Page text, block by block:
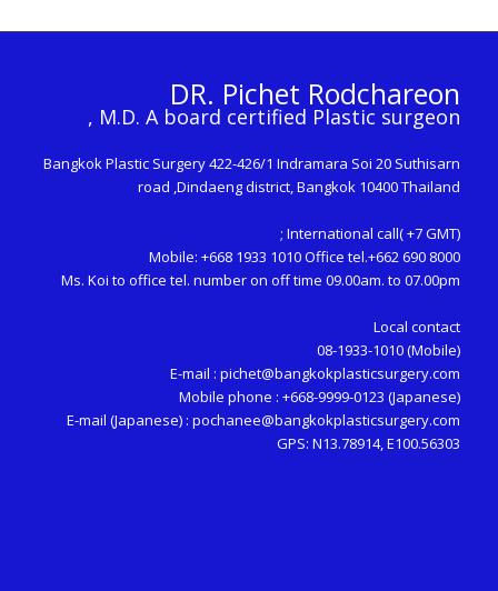
DR. Pichet Rodchareon
M.D. A board certified Plastic surgeon ,
Bangkok Plastic Surgery 422-426/1 Indramara Soi 20 Suthisarn
road ,Dindaeng district, Bangkok 10400 Thailand
International call( +7 GMT) ;
Mobile: +668 1933 1010 Office tel.+662 690 8000
Ms. Koi to office tel. number on off time 09.00am. to 07.00pm
Local contact
(Mobile) 08-1933-1010
E-mail :pichet@bangkokplasticsurgery.com
Mobile phone : +668-9999-0123 (Japanese)
E-mail (Japanese) :pochanee@bangkokplasticsurgery.com
GPS: N13.78914, E100.56303